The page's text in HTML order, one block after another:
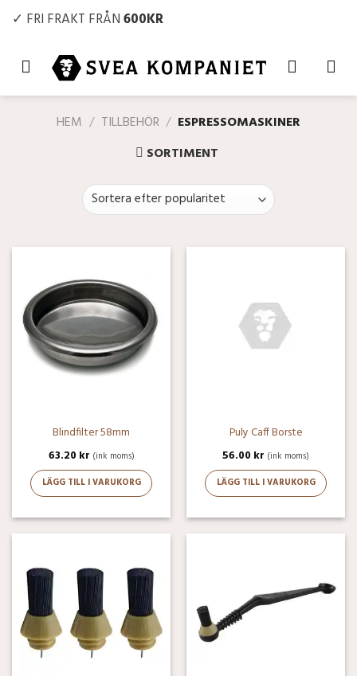
✓ FRI FRAKT FRÅN600KR
HEM / TILLBEHÖR / ESPRESSOMASKINER
SORTIMENT
Blindfilter 58mm
63.20 kr (ink moms)
LÄGG TILL I VARUKORG
Puly Caff Borste
56.00 kr (ink moms)
LÄGG TILL I VARUKORG